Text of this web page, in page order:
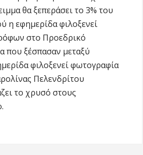
θα ξεπεράσει το 3% του
η εφημερίδα φιλοξενεί
στο Προεδρικό
που ξέσπασαν μεταξύ
φιλοξενεί φωτογραφία
Πελενδρίτου
το χρυσό στους